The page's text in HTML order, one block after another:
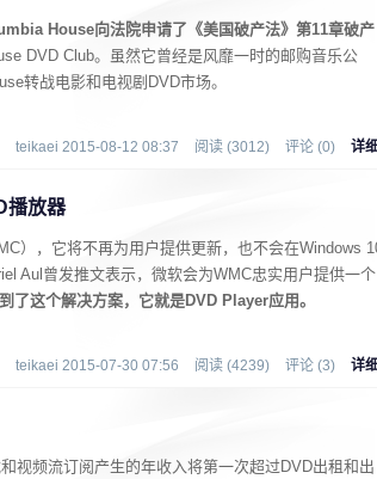
House向法院申请了《美国破产法》第11章破产
DVD Club。虽然它曾经是风靡一时的邮购音乐公
转战电影和电视剧DVD市场。
teikaei 2015-08-12 08:37 阅读 (3012) 评论 (0) 详
播放器
），它将不再为用户提供更新，也不会在Windows
Aul曾发推文表示，微软会为WMC忠实用户提供一个
这个解决方案，它就是DVD Player应用。
teikaei 2015-07-30 07:56 阅读 (4239) 评论 (3) 详
视频流订阅产生的年收入将第一次超过DVD出租和出